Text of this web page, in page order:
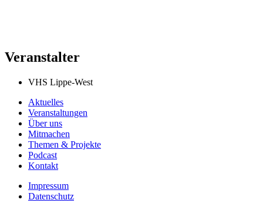
Veranstalter
VHS Lippe-West
Aktuelles
Veranstaltungen
Über uns
Mitmachen
Themen & Projekte
Podcast
Kontakt
Impressum
Datenschutz